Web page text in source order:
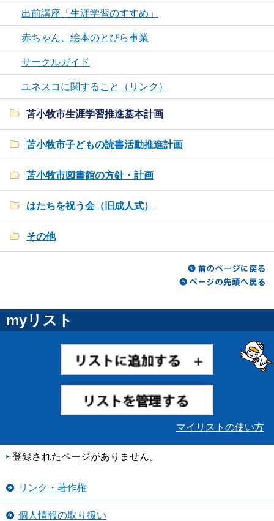
出前講座「生涯学習のすすめ」
赤ちゃん、絵本のとびら事業
サークルガイド
ユネスコに関すること（リンク）
苫小牧市生涯学習推進基本計画
苫小牧市子どもの読書活動推進計画
苫小牧市図書館の方針・計画
はたちを祝う会（旧成人式）
その他
myリスト
マイリストの使い方
登録されたページがありません。
リンク・著作権
個人情報の取り扱い